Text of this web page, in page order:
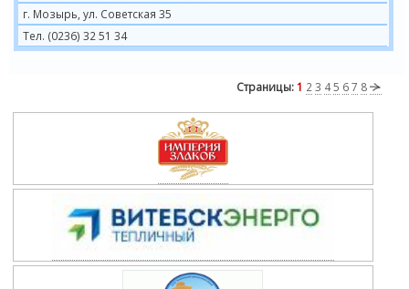
г. Мозырь, ул. Советская 35
Тел. (0236) 32 51 34
Страницы: 1 2 3 45 67 8